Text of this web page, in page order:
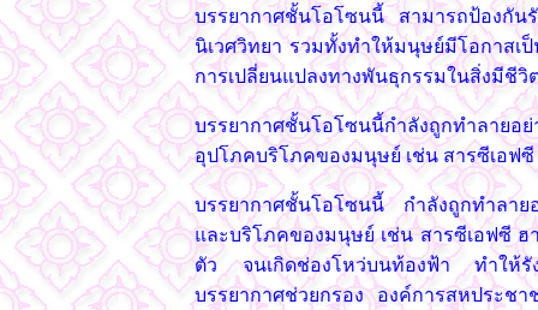
บรรยากาศชั้นโอโซนนี้ สามารถป้องกัน
นิเวศวิทยา รวมทั้งทำให้มนุษย์มีโอกาสเ
การเปลี่ยนแปลงทางพันธุกรรมในสิ่งมีชีวิ
บรรยากาศชั้นโอโซนนี้กำลังถูกทำลายอ
อุปโภคบริโภคของมนุษย์ เช่น สารซีเอฟ
บรรยากาศชั้นโอโซนนี้ กำลังถูกทำลาย
และบริโภคของมนุษย์ เช่น สารซีเอฟซี ฮ
ตัว จนเกิดช่องโหว่บนท้องฟ้า ทำให้รั
บรรยากาศช่วยกรอง องค์การสหประช